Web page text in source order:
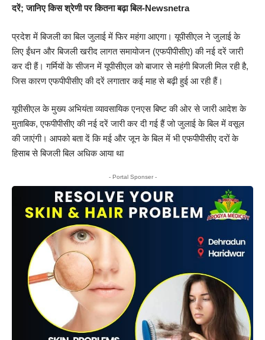
दरें; जानिए किस श्रेणी पर कितना बढ़ा बिल-Newsnetra
प्रदेश में बिजली का बिल जुलाई में फिर महंगा आएगा। यूपीसीएल ने जुलाई के
लिए ईंधन और बिजली खरीद लागत समायोजन (एफपीपीसीए) की नई दरें जारी
कर दी हैं। गर्मियों के सीजन में यूपीसीएल को बाजार से महंगी बिजली मिल रही है,
जिस कारण एफपीपीसीए की दरें लगातार कई माह से बढ़ी हुई आ रही हैं।
यूपीसीएल के मुख्य अभियंता व्यावसायिक एनएस बिष्ट की ओर से जारी आदेश के
मुताबिक, एफपीपीसीए की नई दरें जारी कर दी गई हैं जो जुलाई के बिल में वसूल
की जाएंगी। आपको बता दें कि मई और जून के बिल में भी एफपीपीसीए दरों के
हिसाब से बिजली बिल अधिक आया था
- Portal Sponser -